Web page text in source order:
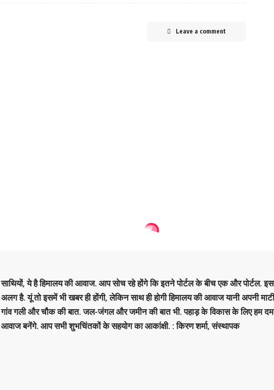
Leave a comment
साथियों, ये है हिमालय की आवाज. आप सोच रहे होंगे कि इतने पोर्टल के बीच एक और पोर्टल.
अलग है. यूं तो इसमें भी खबर ही होंगी, लेकिन साथ ही होगी हिमालय की आवाज यानी अपनी
गांव गली और चौक की बात. जल-जंगल और जमीन की बात भी. पहाड़ के विकास के लिए हम
आवाज बनेंगे. आप सभी शुभचिंतकों के सहयोग का आकांक्षी. : किरण शर्मा, संस्‍थापक